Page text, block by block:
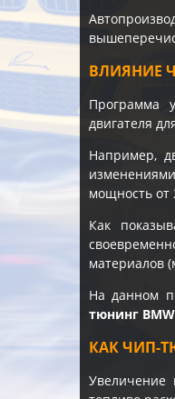
ВЛИЯНИЕ
Программа
двигателя
Например,
мощность от
Как
материалов
На данном
тюнинг
КАК ЧИП-
Увеличение